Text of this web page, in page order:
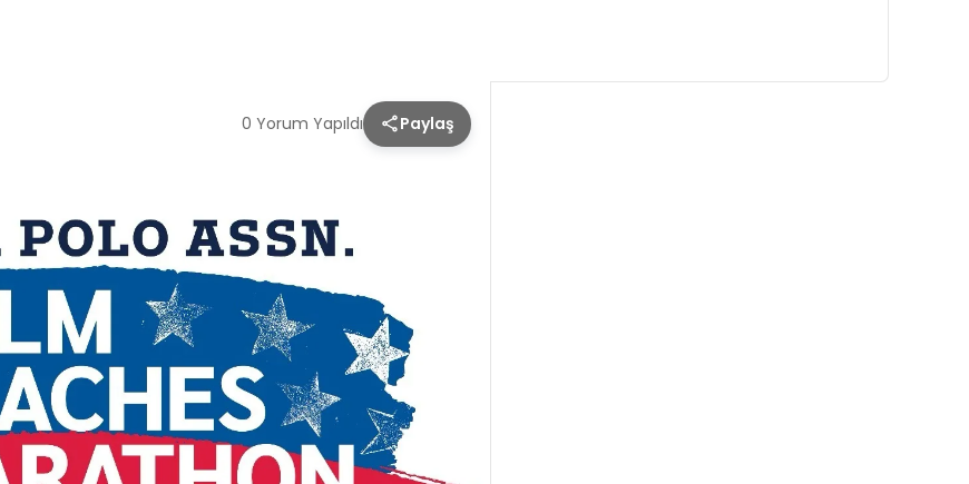
0 Yorum Yapıldı Paylaş